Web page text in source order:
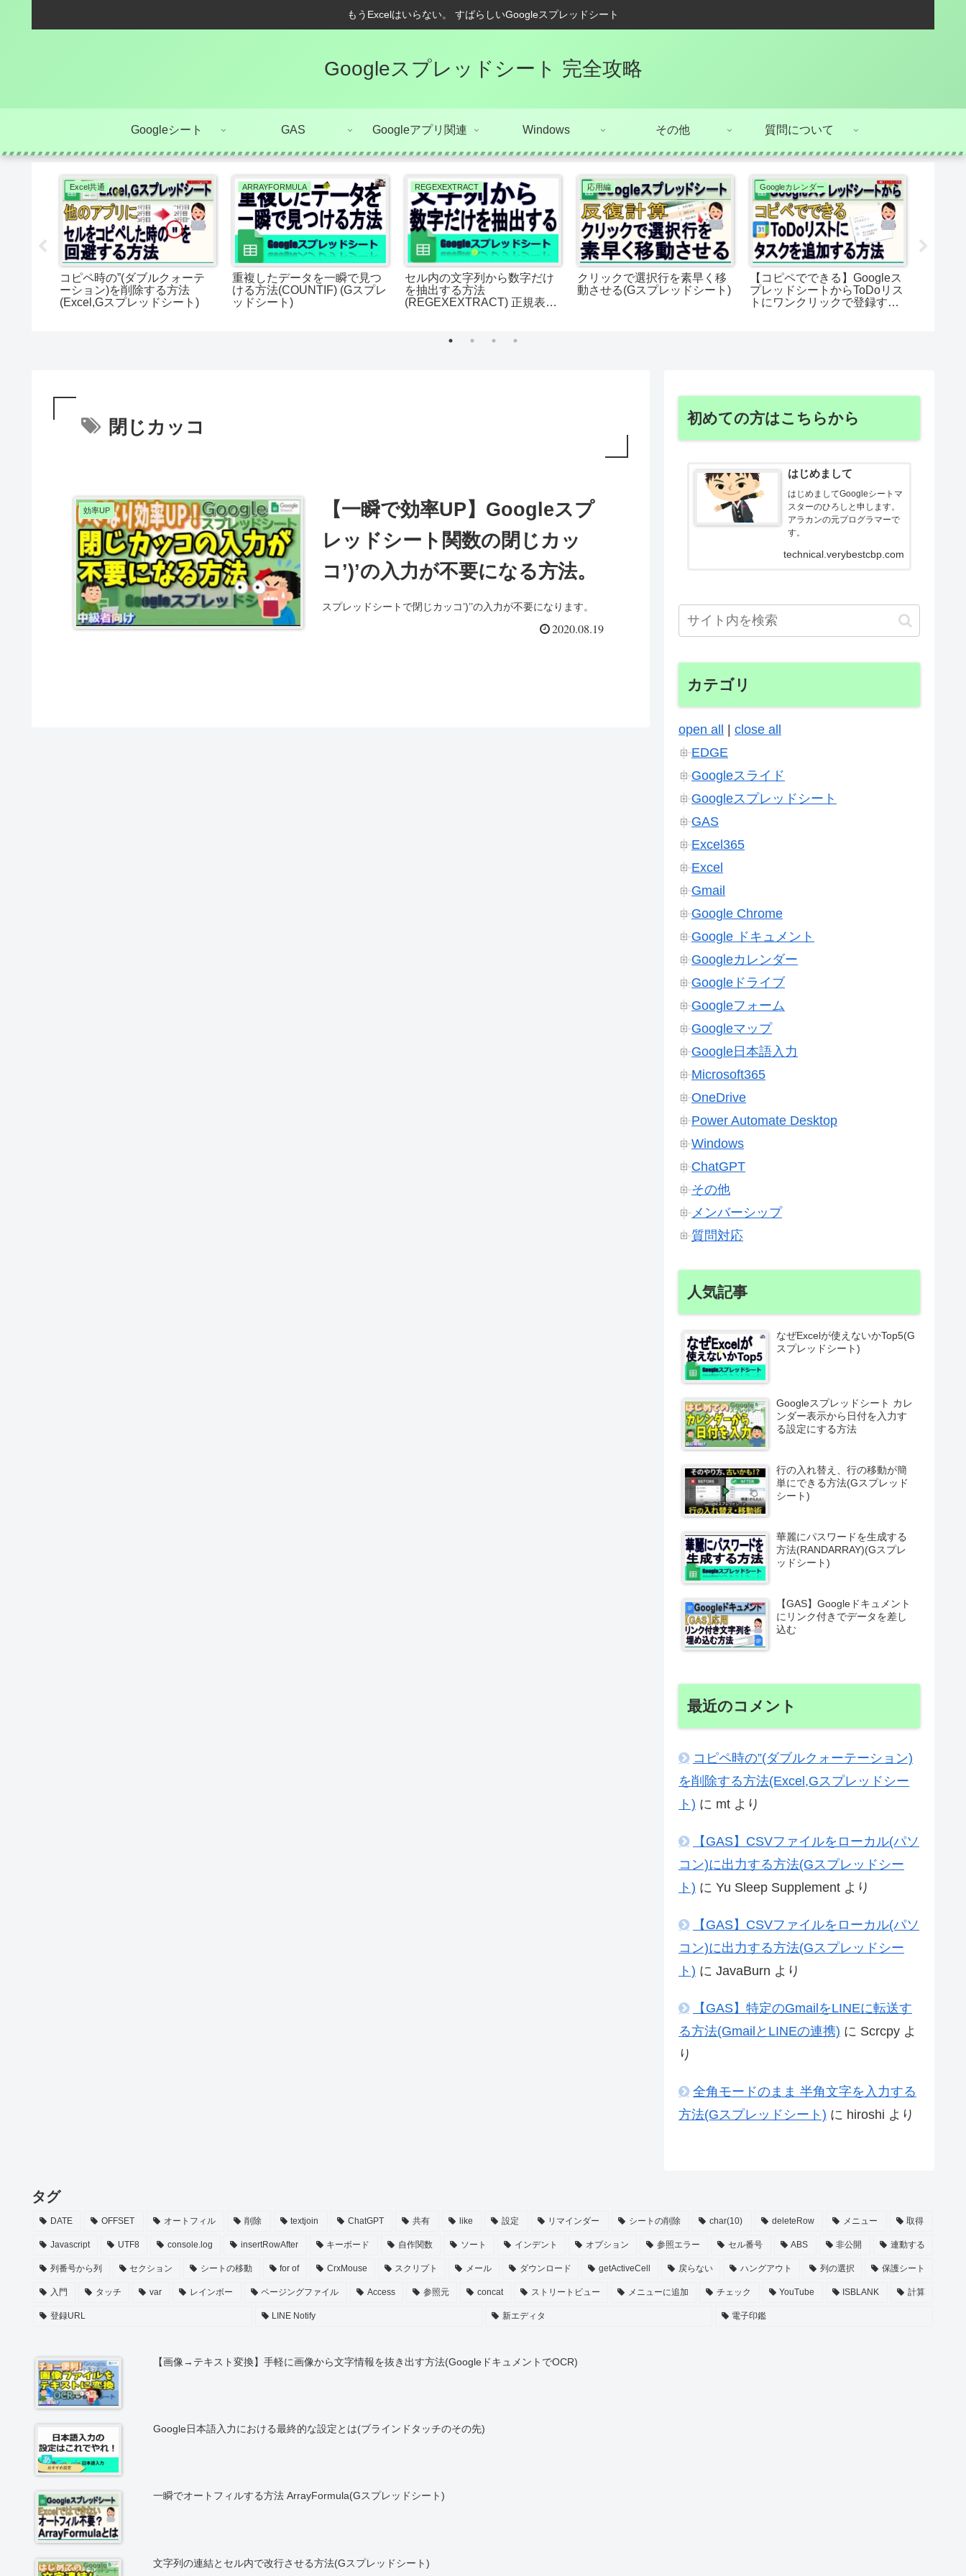
もうExcelはいらない。 すばらしいGoogleスプレッドシート
Googleスプレッドシート 完全攻略
Googleシート GAS Googleアプリ関連 Windows その他 質問について
Excel共通
コピペ時の”(ダブルクォーテ
ーション)を削除する方法
(Excel,Gスプレッドシート)
ARRAYFORMULA
重複したデータを一瞬で見つ
ける方法(COUNTIF) (Gスプレ
ッドシート)
REGEXEXTRACT
セル内の文字列から数字だけ
を抽出する方法
(REGEXEXTRACT) 正規表現
応用編
クリックで選択行を素早く移
動させる(Gスプレッドシート)
Googleカレンダー
【コピペでできる】Googleス
プレッドシートからToDoリス
トにワンクリックで登録する
閉じカッコ
効率UP
【一瞬で効率UP】Googleスプ
レッドシート関数の閉じカッ
コ’)’の入力が不要になる方法。
スプレッドシートで閉じカッコ’)’’の入力が不要になります。
2020.08.19
初めての方はこちらから
はじめまして
はじめましてGoogleシートマ
スターのひろしと申します。
アラカンの元プログラマーで
す。
technical.verybestcbp.com
カテゴリ
open all
close all
EDGE
Googleスライド
Googleスプレッドシート
GAS
Excel365
Excel
Gmail
Google Chrome
Google ドキュメント
Googleカレンダー
Googleドライブ
Googleフォーム
Googleマップ
Google日本語入力
Microsoft365
OneDrive
Power Automate Desktop
Windows
ChatGPT
その他
メンバーシップ
質問対応
人気記事
なぜExcelが使えないかTop5(G
スプレッドシート)
Googleスプレッドシート カレ
ンダー表示から日付を入力す
る設定にする方法
行の入れ替え、行の移動が簡
単にできる方法(Gスプレッド
シート)
華麗にパスワードを生成する
方法(RANDARRAY)(Gスプレ
ッドシート)
【GAS】Googleドキュメント
にリンク付きでデータを差し
込む
最近のコメント
コピペ時の”(ダブルクォーテーション)
を削除する方法(Excel,Gスプレッドシー
ト) に mt より
【GAS】CSVファイルをローカル(パソ
コン)に出力する方法(Gスプレッドシー
ト) に Yu Sleep Supplement より
【GAS】CSVファイルをローカル(パソ
コン)に出力する方法(Gスプレッドシー
ト) に JavaBurn より
【GAS】特定のGmailをLINEに転送す
る方法(GmailとLINEの連携) に Scrcpy よ
り
全角モードのまま 半角文字を入力する
方法(Gスプレッドシート) に hiroshi より
タグ
DATE OFFSET オートフィル 削除 textjoin ChatGPT 共有 like 設定 リマインダー シートの削除 char(10) deleteRow メニュー 取得
Javascript UTF8 console.log insertRowAfter キーボード 自作関数 ソート インデント オプション 参照エラー セル番号 ABS 非公開 連動する
列番号から列 セクション シートの移動 for of CrxMouse スクリプト メール ダウンロード getActiveCell 戻らない ハングアウト 列の選択 保護シート
入門 タッチ var レインボー ページングファイル Access 参照元 concat ストリートビュー メニューに追加 チェック YouTube ISBLANK 計算
登録URL LINE Notify 新エディタ 電子印鑑
【画像→テキスト変換】手軽に画像から文字情報を抜き出す方法(GoogleドキュメントでOCR)
Google日本語入力における最終的な設定とは(ブラインドタッチのその先)
一瞬でオートフィルする方法 ArrayFormula(Gスプレッドシート)
文字列の連結とセル内で改行させる方法(Gスプレッドシート)